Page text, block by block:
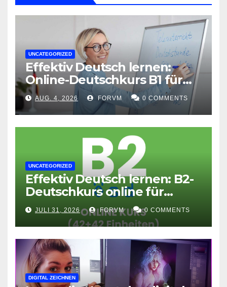
UNCATEGORIZED
Effektiv Deutsch lernen:
Online-Deutschkurs B1 für
flexible Lernerfolge
AUG. 4, 2026 FORVM 0 COMMENTS
UNCATEGORIZED
Effektiv Deutsch lernen: B2-
Deutschkurs online für
Fortgeschrittene
JULI 31, 2026 FORVM 0 COMMENTS
DIGITAL ZEICHNEN